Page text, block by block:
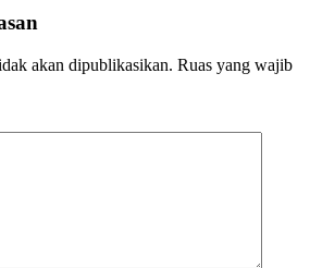
akan dipublikasikan. Ruas yang wajib